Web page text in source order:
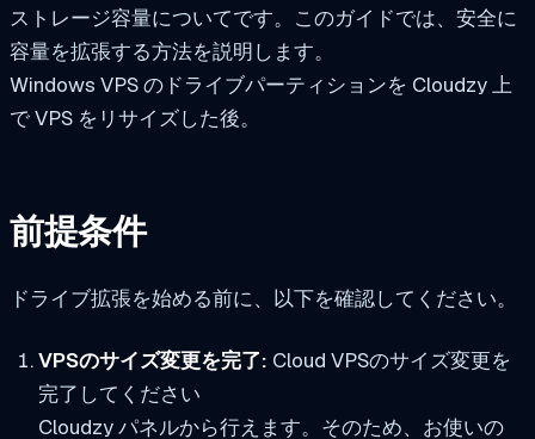
ストレージ容量についてです。このガイドでは、安全に
容量を拡張する方法を説明します。
Windows VPS のドライブパーティションを Cloudzy 上
で VPS をリサイズした後。
前提条件
ドライブ拡張を始める前に、以下を確認してください。
VPSのサイズ変更を完了: Cloud VPSのサイズ変更を
完了してください
Cloudzy パネルから行えます。そのため、お使いの